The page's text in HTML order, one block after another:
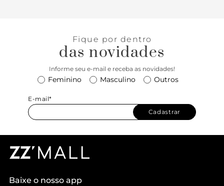
Fique por dentro
das novidades
Informe seu e-mail e receba as novidades!
Feminino Masculino Outros
E-mail*
Cadastrar
Baixe o nosso app